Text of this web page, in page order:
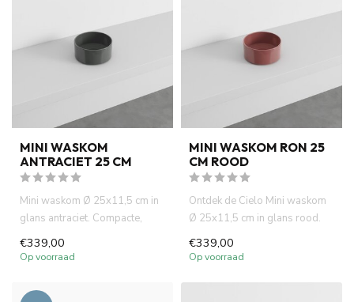
MINI WASKOM
ANTRACIET 25 CM
Mini waskom Ø 25x11,5 cm in
glans antraciet. Compacte,
ronde waskom van
hoogwaar...
€339,00
Op voorraad
MINI WASKOM RON 25
CM ROOD
Ontdek de Cielo Mini waskom
Ø 25x11,5 cm in glans rood.
Compact, rond en perfect...
€339,00
Op voorraad